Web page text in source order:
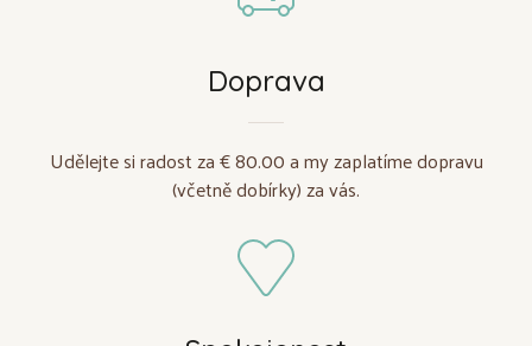
Doprava
Udělejte si radost za € 80.00 a my zaplatíme dopravu
(včetně dobírky) za vás.